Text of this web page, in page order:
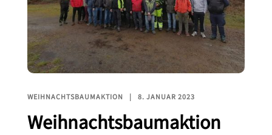
WEIHNACHTSBAUMAKTION 8. JANUAR 2023
Weihnachtsbaumaktion